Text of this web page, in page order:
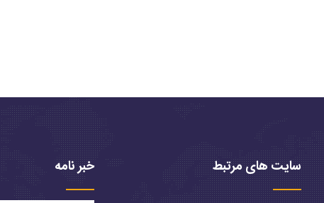
سایت های مرتبط خبر نامه